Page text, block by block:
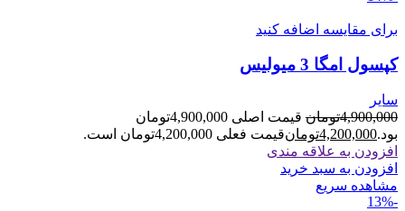
برای مقایسه اضافه کنید
کپسول امگا 3 میولیس
سایر
4,900,000تومان
قیمت اصلی 4,900,000تومان
بود.4,200,000تومانقیمت فعلی 4,200,000تومان است.
افزودن به علاقه مندی
افزودن به سبد خرید
مشاهده سریع
-13%